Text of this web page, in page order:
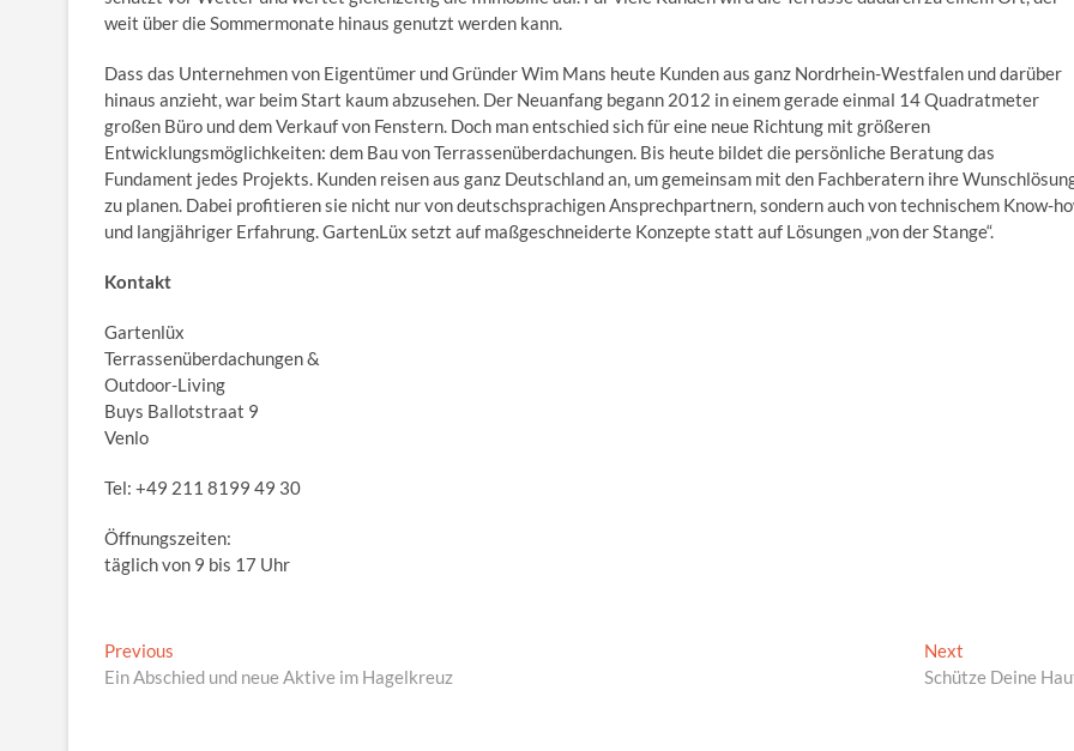
weit über die Sommermonate hinaus genutzt werden kann.
Dass das Unternehmen von Eigentümer und Gründer Wim Mans heute Kunden aus ganz Nordrhein-Westfalen und darüber
hinaus anzieht, war beim Start kaum abzusehen. Der Neuanfang begann 2012 in einem gerade einmal 14 Quadratmeter
großen Büro und dem Verkauf von Fenstern. Doch man entschied sich für eine neue Richtung mit größeren
Entwicklungsmöglichkeiten: dem Bau von Terrassenüberdachungen. Bis heute bildet die persönliche Beratung das
Fundament jedes Projekts. Kunden reisen aus ganz Deutschland an, um gemeinsam mit den Fachberatern ihre
zu planen. Dabei profitieren sie nicht nur von deutschsprachigen Ansprechpartnern, sondern auch von technischem Know-
und langjähriger Erfahrung. GartenLüx setzt auf maßgeschneiderte Konzepte statt auf Lösungen „von der Stange“.
Kontakt
Gartenlüx
Terrassenüberdachungen &
Outdoor-Living
Buys Ballotstraat 9
Venlo
Tel: +49 211 8199 49 30
Öffnungszeiten:
täglich von 9 bis 17 Uhr
Beitragsnavigation
Previous
post:
Ein Abschied und neue Aktive im Hagelkreuz
Next
post:
Schütze Deine